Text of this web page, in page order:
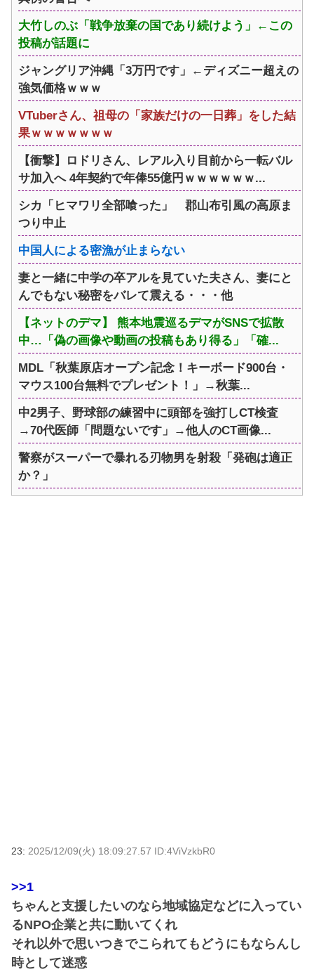
大竹しのぶ「戦争放棄の国であり続けよう」←この
投稿が話題に
ジャングリア沖縄「3万円です」←ディズニー超えの
強気価格ｗｗｗ
VTuberさん、祖母の「家族だけの一日葬」をした結
果ｗｗｗｗｗｗｗ
【衝撃】ロドリさん、レアル入り目前から一転バル
サ加入へ 4年契約で年俸55億円ｗｗｗｗｗｗ...
シカ「ヒマワリ全部喰った」 郡山布引風の高原ま
つり中止
中国人による密漁が止まらない
妻と一緒に中学の卒アルを見ていた夫さん、妻にと
んでもない秘密をバレて震える・・・他
【ネットのデマ】 熊本地震巡るデマがSNSで拡散
中…「偽の画像や動画の投稿もあり得る」「確...
MDL「秋葉原店オープン記念！キーボード900台・
マウス100台無料でプレゼント！」→秋葉...
中2男子、野球部の練習中に頭部を強打しCT検査
→70代医師「問題ないです」→他人のCT画像...
警察がスーパーで暴れる刃物男を射殺「発砲は適正
か？」
23: 2025/12/09(火) 18:09:27.57 ID:4ViVzkbR0
>>1
ちゃんと支援したいのなら地域協定などに入ってい
るNPO企業と共に動いてくれ
それ以外で思いつきでこられてもどうにもならんし
時として迷惑